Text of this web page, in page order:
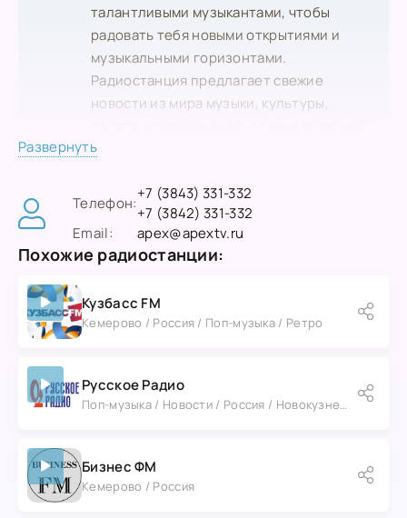
талантливыми музыкантами, чтобы
радовать тебя новыми открытиями и
музыкальными горизонтами.
Радиостанция предлагает свежие
новости из мира музыки, культуры,
яркие мероприятия и концерты,
Итак, надевай наушники, настраивайся
на волну 101.0 FM и будь частью нашей
музыкальной семьи!
Развернуть
Телефон:
+7 (3843) 331-332
+7 (3842) 331-332
Email:
apex@apextv.ru
Похожие радиостанции:
Кузбасс FM
Кемерово / Россия / Поп-музыка / Ретро
Русское Радио
Бизнес ФМ
Кемерово / Россия